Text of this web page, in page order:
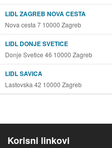
LIDL ZAGREB NOVA CESTA
Nova cesta 7 10000 Zagreb
LIDL DONJE SVETICE
Donje Svetice 46 10000 Zagreb
LIDL SAVICA
Lastovska 42 10000 Zagreb
Korisni linkovi